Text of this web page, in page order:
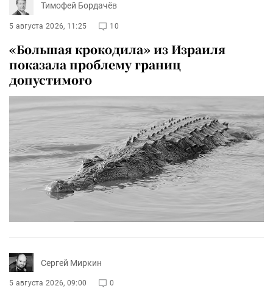
Тимофей Бордачёв
5 августа 2026, 11:25 10
«Большая крокодила» из Израиля
показала проблему границ
допустимого
Сергей Миркин
5 августа 2026, 09:00 0